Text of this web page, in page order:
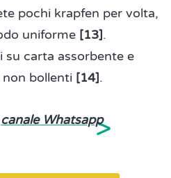
pochi krapfen per volta,
uniforme [13].
su carta assorbente e
bollenti [14].
canale Whatsapp>